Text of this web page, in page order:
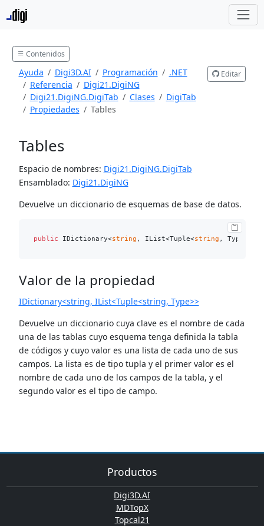
Contenidos
Ayuda Digi3D.AI Programación
.NET
Referencia
Digi21.DigiNG
Digi21.DigiNG.DigiTab
Clases
DigiTab
Propiedades
Tables
Editar
Tables
Espacio de nombres: Digi21.DigiNG.DigiTab
Ensamblado: Digi21.DigiNG
Devuelve un diccionario de esquemas de base de datos.
public IDictionary<string , IList<Tuple<string , Type>>>
Valor de la propiedad
IDictionary<string, IList<Tuple<string, Type>>
Devuelve un diccionario cuya clave es el nombre de cada
una de las tablas cuyo esquema tenga definida la tabla
de códigos y cuyo valor es una lista de cada uno de sus
campos. La lista es de tipo tupla y el primer valor es el
nombre de cada uno de los campos de la tabla, y el
segundo valor es el tipo de campo.
Productos
Digi3D.AI
MDTopX
Topcal21